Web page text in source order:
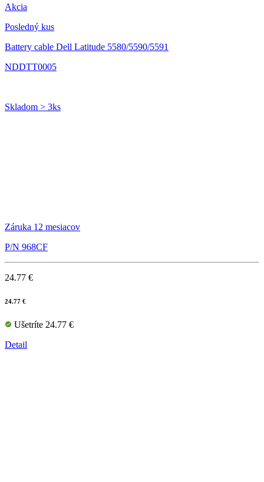
Akcia
Posledný kus
Battery cable Dell Latitude 5580/5590/5591
NDDTT0005
Skladom > 3ks
Záruka 12 mesiacov
P/N 968CF
24.77 €
24.77 €
Ušetríte 24.77 €
Detail